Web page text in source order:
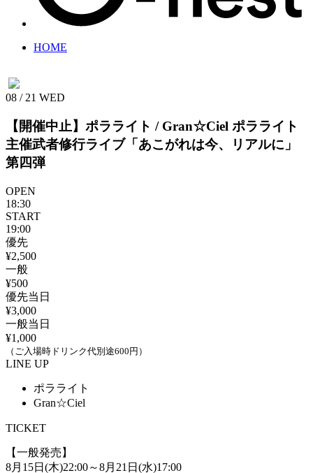
HOME
08 / 21 WED
【開催中止】ポラライト / Gran☆Ciel ポラライト
主催武者修行ライブ「あこがれは今、リアルに」
第四弾
OPEN
18:30
START
19:00
優先
¥2,500
一般
¥500
優先当日
¥3,000
一般当日
¥1,000
（ご入場時ドリンク代別途600円）
LINE UP
ポラライト
Gran☆Ciel
TICKET
【一般発売】
8月15日(木)22:00～8月21日(水)17:00